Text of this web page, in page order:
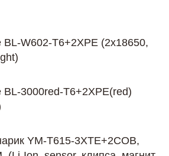
W602-T6+2XPE (2x18650,
3000red-T6+2XPE(red)
YM-T615-3XTE+2COB,